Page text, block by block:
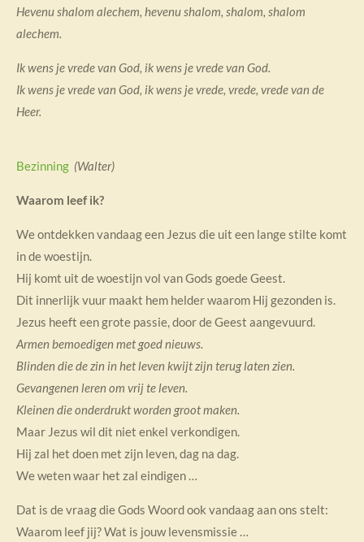
Hevenu shalom alechem, hevenu shalom, shalom, shalom
alechem.
Ik wens je vrede van God, ik wens je vrede van God.
Ik wens je vrede van God, ik wens je vrede, vrede, vrede van de
Heer.
Bezinning (Walter)
Waarom leef ik?
We ontdekken vandaag een Jezus die uit een lange stilte komt
in de woestijn.
Hij komt uit de woestijn vol van Gods goede Geest.
Dit innerlijk vuur maakt hem helder waarom Hij gezonden is.
Jezus heeft een grote passie, door de Geest aangevuurd.
Armen bemoedigen met goed nieuws.
Blinden die de zin in het leven kwijt zijn terug laten zien.
Gevangenen leren om vrij te leven.
Kleinen die onderdrukt worden groot maken.
Maar Jezus wil dit niet enkel verkondigen.
Hij zal het doen met zijn leven, dag na dag.
We weten waar het zal eindigen …
Dat is de vraag die Gods Woord ook vandaag aan ons stelt:
Waarom leef jij? Wat is jouw levensmissie …